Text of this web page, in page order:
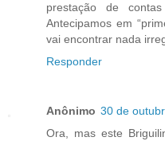
prestação de
Antecipamos em
vai encontrar nada
Responder
Anônimo 30 de
Ora, mas este